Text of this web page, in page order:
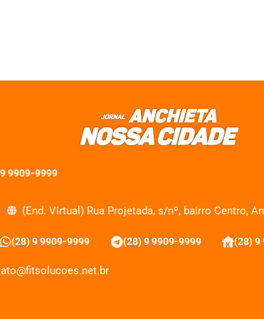
9909-9999
(End. Virtual) Rua Projetada, s/nº, bairro Centro,
(28) 9 9909-9999 (28) 9 9909-9999 (28) 9